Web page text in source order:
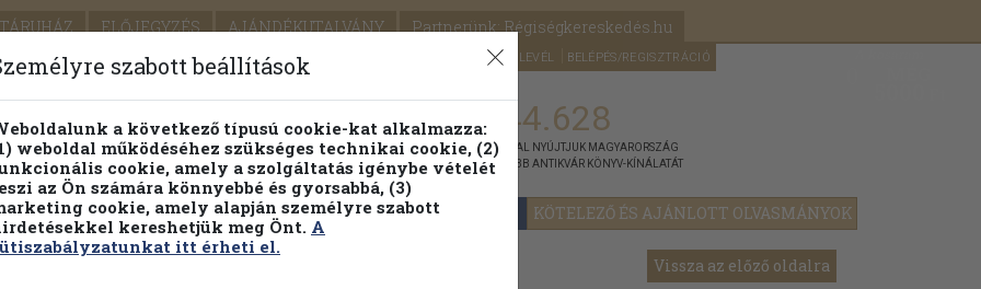
ELŐJEGYZÉS AJÁNDÉKUTALVÁNY Partnerünk: Régiségkereskedés.hu
SEGÍTSÉG HÍRLEVÉL BELÉPÉS/REGISZTRÁCIÓ
PILLANATNYI ÁRAINK FENNTARTHATÓ OLVASMÁNYOK KÖTELEZŐ ÉS AJÁNLOTT OLVASMÁNYOK
Részletes kereső Témaköri fa 1.144.628
KIADVÁNNYAL NYÚJTJUK MAGYARORSZÁG
LEGNAGYOBB ANTIKVÁR KÖNYV-KÍNÁLATÁT
Vissza az előző oldalra
szabott beállítások
a következő típusú cookie-kat alkalmazza:
weboldal működéséhez szükséges technikai cookie, (2)
cookie, amely a szolgáltatás igénybe vételét
az Ön számára könnyebbé és gyorsabbá, (3)
cookie, amely alapján személyre szabott
kereshetjük meg Önt. A
itt érheti el.